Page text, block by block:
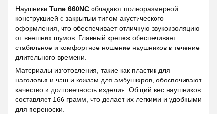
Наушники Tune 660NC обладают полноразмерной
конструкцией с закрытым типом акустического
оформления, что обеспечивает отличную звукоизоляцию
от внешних шумов. Главный крепеж обеспечивает
стабильное и комфортное ношение наушников в течение
длительного времени.
Материалы изготовления, такие как пластик для
наголовья и чаш и кожзам для амбушюров, обеспечивают
качество и долговечность изделия. Общий вес наушников
составляет 166 грамм, что делает их легкими и удобными
для переноски.